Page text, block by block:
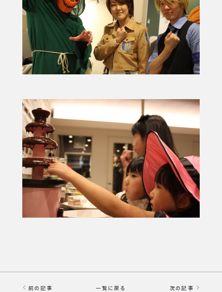
前の記事 一覧に戻る 次の記事